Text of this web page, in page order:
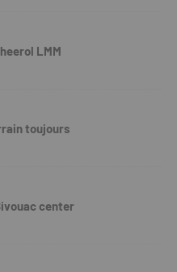
LMM
toujours
center